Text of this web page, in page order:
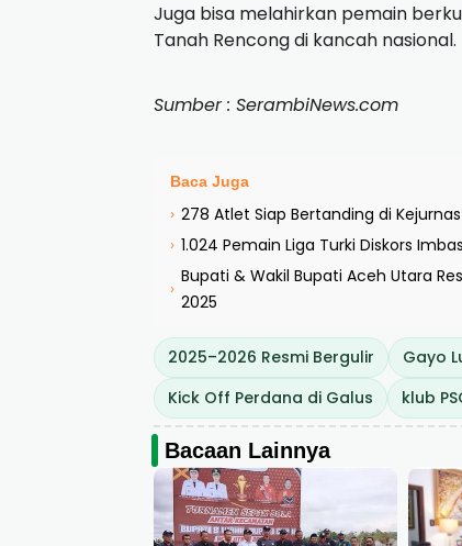
Juga bisa melahirkan pemain
Tanah Rencong di kancah nasional.
Sumber : SerambiNews.com
Baca Juga
› 278 Atlet Siap Bertanding di
› 1.024 Pemain Liga Turki Diskors
›
Bupati & Wakil Bupati Aceh Utara
2025
2025–2026 Resmi Bergulir Gayo
Kick Off Perdana di Galus
klub
Bacaan Lainnya